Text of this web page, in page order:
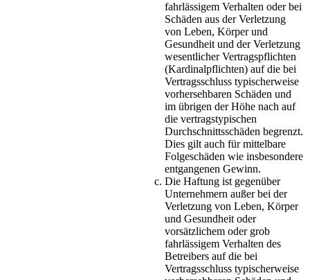
fahrlässigem Verhalten oder bei
Schäden aus der Verletzung
von Leben, Körper und
Gesundheit und der Verletzung
wesentlicher Vertragspflichten
(Kardinalpflichten) auf die bei
Vertragsschluss typischerweise
vorhersehbaren Schäden und
im übrigen der Höhe nach auf
die vertragstypischen
Durchschnittsschäden begrenzt.
Dies gilt auch für mittelbare
Folgeschäden wie insbesondere
entgangenen Gewinn.
Die Haftung ist gegenüber
Unternehmern außer bei der
Verletzung von Leben, Körper
und Gesundheit oder
vorsätzlichem oder grob
fahrlässigem Verhalten des
Betreibers auf die bei
Vertragsschluss typischerweise